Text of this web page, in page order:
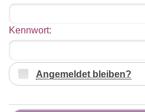
Kennwort:
Angemeldet bleiben?